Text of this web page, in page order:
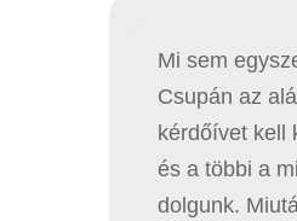
Mi sem
Csupán az
kérdőívet kell
és a többi a mi
dolgunk.